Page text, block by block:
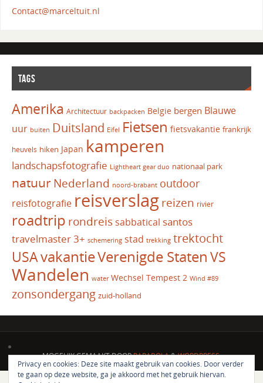
Contact@marceltuit.nl
TAGS
Amerika Architectuur backpacken Belgie bergen Blauwe
uur buiten Duitsland Eifel Fietsen fietsvakantie frankrijk
heuvels hiken Japan kamperen
landschapsfotografie Lightheart gear duo nationaal park
natuur Nederland noord-brabant outdoor
reisfotografie reisverslag reizen rivier
roadtrip rondreis sabbatical santos
travelmaster 3+ schemering stad trekking trektocht
USAvakantieVerenigde StatenVS
Wandelen water Wechsel Tempest 2 Wind #89
zonsondergang zuid-holland
MOGELIJK GEMAAKT DOORPARABOLA&WORDPRESS.
Privacy en cookies: Deze site maakt gebruik van cookies. Door verder
te gaan op deze website, ga je akkoord met het gebruik hiervan.